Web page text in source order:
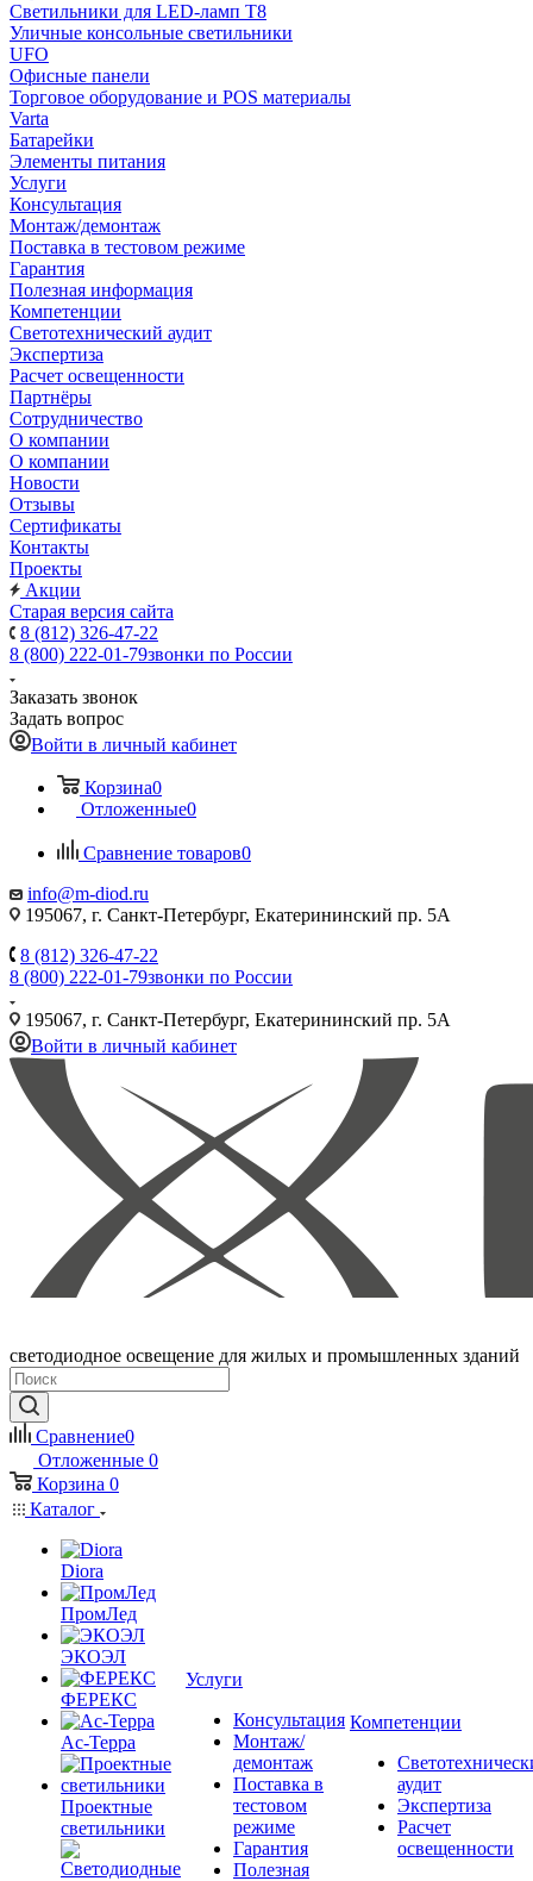
Светильники для LED-ламп T8
Уличные консольные светильники
UFO
Офисные панели
Торговое оборудование и POS материалы
Varta
Батарейки
Элементы питания
Услуги
Консультация
Монтаж/демонтаж
Поставка в тестовом режиме
Гарантия
Полезная информация
Компетенции
Светотехнический аудит
Экспертиза
Расчет освещенности
Партнёры
Cотрудничество
О компании
О компании
Новости
Отзывы
Сертификаты
Контакты
Проекты
Акции
Старая версия сайта
8 (812) 326-47-22
8 (800) 222-01-79звонки по России
Заказать звонок
Задать вопрос
Войти в личный кабинет
Корзина0
Отложенные0
Сравнение товаров0
info@m-diod.ru
195067, г. Санкт-Петербург, Екатерининский пр. 5А
8 (812) 326-47-22
8 (800) 222-01-79звонки по России
195067, г. Санкт-Петербург, Екатерининский пр. 5А
Войти в личный кабинет
светодиодное освещение для жилых и промышленных зданий
Сравнение0
Отложенные 0
Корзина 0
Каталог
Diora
ПромЛед
ЭКОЭЛ
ФЕРЕКС
Ас-Терра
Проектные
светильники
Услуги
Консультация
Монтаж/
демонтаж
Поставка в
тестовом
режиме
Гарантия
Полезная
Компетенции
аудит
Экспертиза
Расчет
освещенности